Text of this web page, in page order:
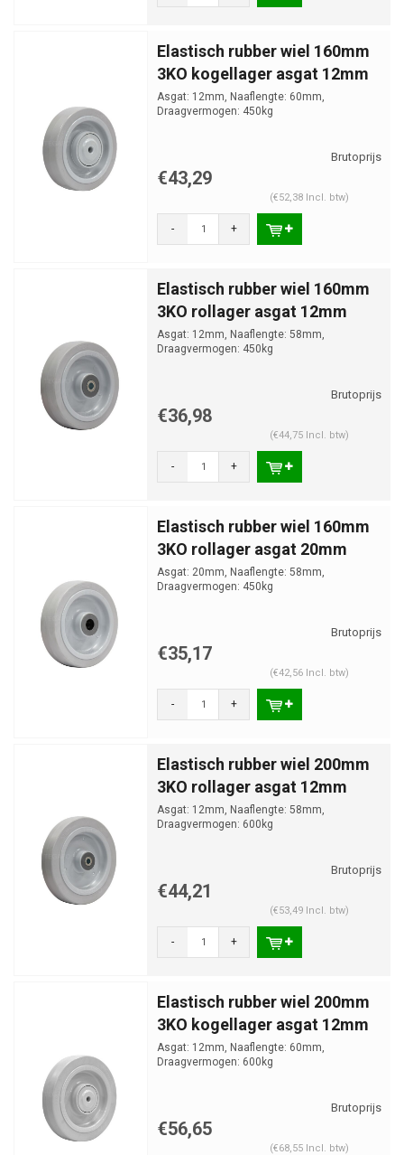
Elastisch rubber wiel 160mm
3KO kogellager asgat 12mm
Asgat: 12mm, Naaflengte: 60mm,
Draagvermogen: 450kg
€43,29
(€52,38 Incl. btw)
- +
Elastisch rubber wiel 160mm
3KO rollager asgat 12mm
Asgat: 12mm, Naaflengte: 58mm,
Draagvermogen: 450kg
€36,98
(€44,75 Incl. btw)
- +
Elastisch rubber wiel 160mm
3KO rollager asgat 20mm
Asgat: 20mm, Naaflengte: 58mm,
Draagvermogen: 450kg
€35,17
(€42,56 Incl. btw)
- +
Elastisch rubber wiel 200mm
3KO rollager asgat 12mm
Asgat: 12mm, Naaflengte: 58mm,
Draagvermogen: 600kg
€44,21
(€53,49 Incl. btw)
- +
Elastisch rubber wiel 200mm
3KO kogellager asgat 12mm
Asgat: 12mm, Naaflengte: 60mm,
Draagvermogen: 600kg
€56,65
(€68,55 Incl. btw)